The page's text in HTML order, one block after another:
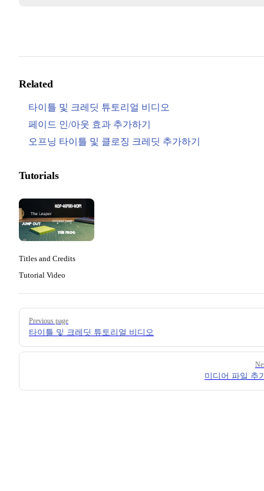
Related
타이틀 및 크레딧 튜토리얼 비디오
페이드 인/아웃 효과 추가하기
오프닝 타이틀 및 클로징 크레딧 추가하기
Tutorials
Titles and Credits
Tutorial Video
Pager
Previous page
타이틀 및 크레딧 튜토리얼 비디오
미디어 파일 추